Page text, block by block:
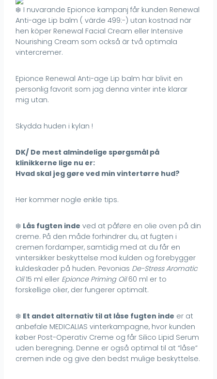
I nuvarande Epionce kampanj får kunden Renewal
Anti-age Lip balm ( värde 499:-) utan kostnad när
hen köper Renewal Facial Cream eller Intensive
Nourishing Cream som också är två optimala
vintercremer.
Epionce Renewal Anti-age Lip balm har blivit en
personlig favorit som jag denna vinter inte klarar
mig utan.
Skydda huden i kylan !
DK/ De mest almindelige spørgsmål på
klinikkerne lige nu er:
Hvad skal jeg gøre ved min vintertørre hud?
Her kommer nogle enkle tips.
❄️ Lås fugten inde ved at påføre en olie oven på din
creme. På den måde forhindrer du, at fugten i
cremen fordamper, samtidig med at du får en
vintersikker beskyttelse mod kulden og forebygger
kuldeskader på huden. Pevonias De-Stress Aromatic
Oil15 ml eller Epionce Priming Oil60 ml er to
forskellige olier, der fungerer optimalt.
❄️ Et andet alternativ til at låse fugten inde er at
anbefale MEDICALIAS vinterkampagne, hvor kunden
køber Post-Operativ Creme og får Silico Lipid Serum
uden beregning. Denne er også optimal til at “låse”
cremen inde og give den bedst mulige beskyttelse.